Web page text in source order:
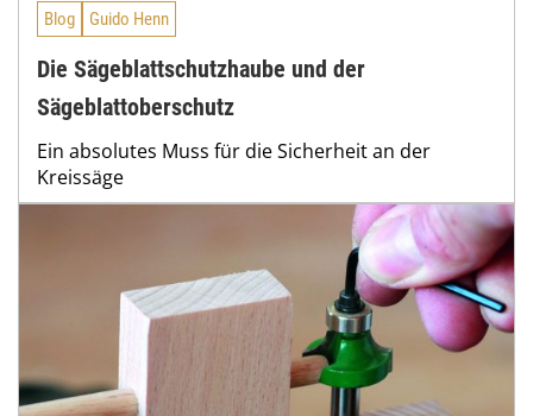
Blog Guido Henn
Die Sägeblattschutzhaube und der
Sägeblattoberschutz
Ein absolutes Muss für die Sicherheit an der
Kreissäge